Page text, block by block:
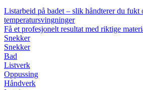
Listarbeid på badet – slik håndterer du fukt
temperatursvingninger
Få et profesjonelt resultat med riktige
Snekker
Snekker
Bad
Listverk
Oppussing
Håndverk